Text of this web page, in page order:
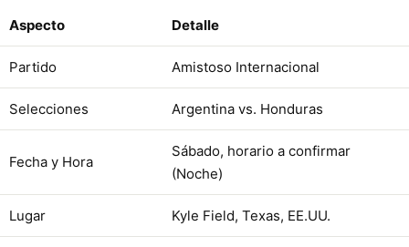
Aspecto Detalle
Partido Amistoso Internacional
Selecciones Argentina vs. Honduras
Fecha y Hora
Sábado, horario a confirmar
(Noche)
Lugar Kyle Field, Texas, EE.UU.